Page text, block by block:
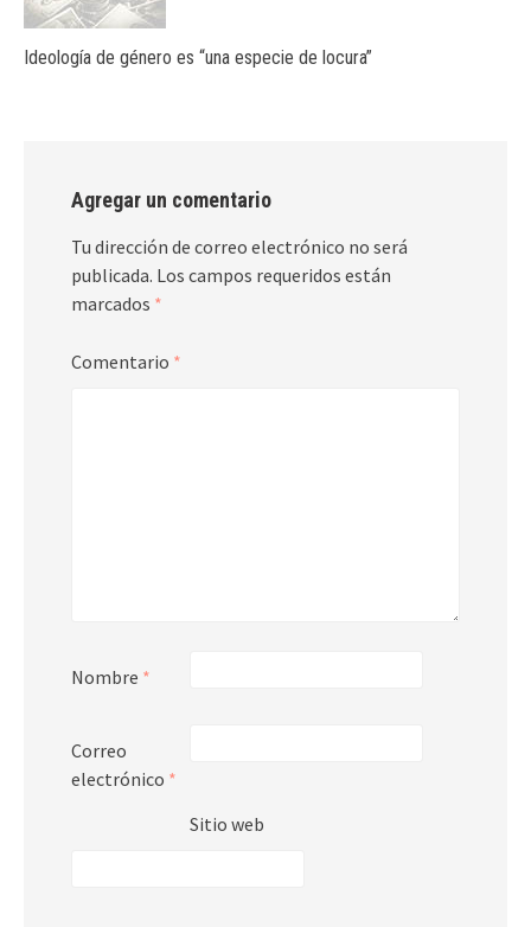
Ideología de género es “una especie de locura”
Agregar un comentario
Tu dirección de correo electrónico no será
publicada. Los campos requeridos están
marcados *
Comentario *
Nombre *
Correo
electrónico *
Sitio web